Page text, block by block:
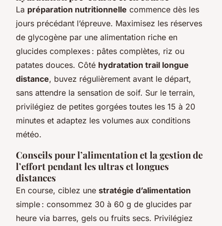
La préparation nutritionnelle commence dès les
jours précédant l’épreuve. Maximisez les réserves
de glycogène par une alimentation riche en
glucides complexes : pâtes complètes, riz ou
patates douces. Côté hydratation trail longue
distance, buvez régulièrement avant le départ,
sans attendre la sensation de soif. Sur le terrain,
privilégiez de petites gorgées toutes les 15 à 20
minutes et adaptez les volumes aux conditions
météo.
Conseils pour l’alimentation et la gestion de
l’effort pendant les ultras et longues
distances
En course, ciblez une stratégie d’alimentation
simple : consommez 30 à 60 g de glucides par
heure via barres, gels ou fruits secs. Privilégiez